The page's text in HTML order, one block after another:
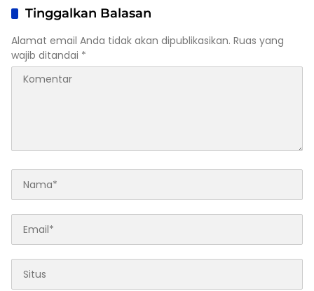
Tinggalkan Balasan
Alamat email Anda tidak akan dipublikasikan. Ruas yang
wajib ditandai *